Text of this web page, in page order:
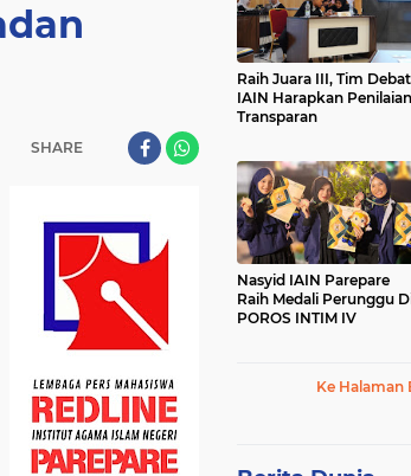
SHARE
Raih Juara III, Tim Debat
IAIN Harapkan Penilaian
Transparan
Nasyid IAIN Parepare
Raih Medali Perunggu
POROS INTIM IV
Ke Halaman